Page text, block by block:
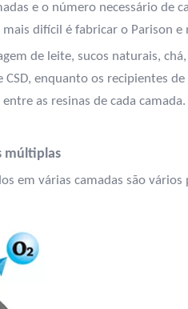
e o número necessário de
difícil é fabricar o Parison
de leite, sucos naturais,
enquanto os recipientes
as resinas de cada camada.
múltiplas
em várias camadas são